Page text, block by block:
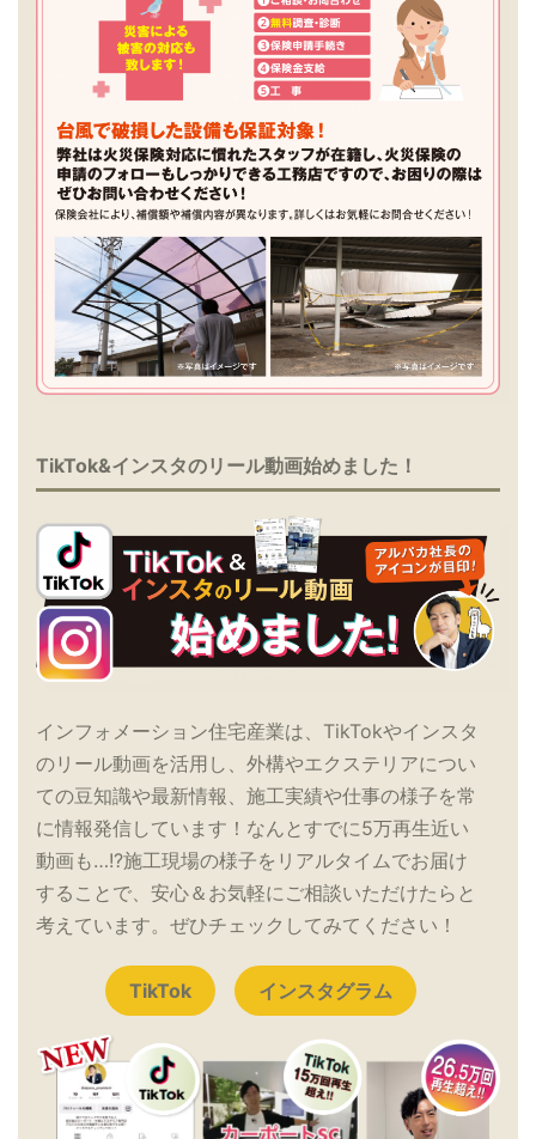
TikTok&インスタのリール動画始めました！
インフォメーション住宅産業は、TikTokやインスタ
のリール動画を活用し、外構やエクステリアについ
ての豆知識や最新情報、施工実績や仕事の様子を常
に情報発信しています！なんとすでに5万再生近い
動画も…!?施工現場の様子をリアルタイムでお届け
することで、安心＆お気軽にご相談いただけたらと
考えています。ぜひチェックしてみてください！
TikTok インスタグラム